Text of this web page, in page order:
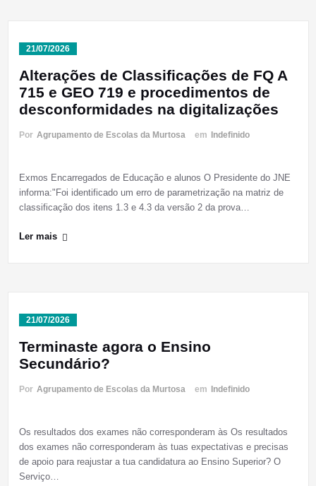
21/07/2026
Alterações de Classificações de FQ A
715 e GEO 719 e procedimentos de
desconformidades na digitalizações
Por Agrupamento de Escolas da Murtosa em Indefinido
Exmos Encarregados de Educação e alunos O Presidente do JNE
informa:"Foi identificado um erro de parametrização na matriz de
classificação dos itens 1.3 e 4.3 da versão 2 da prova…
Ler mais
21/07/2026
Terminaste agora o Ensino
Secundário?
Por Agrupamento de Escolas da Murtosa em Indefinido
Os resultados dos exames não corresponderam às Os resultados
dos exames não corresponderam às tuas expectativas e precisas
de apoio para reajustar a tua candidatura ao Ensino Superior? O
Serviço…